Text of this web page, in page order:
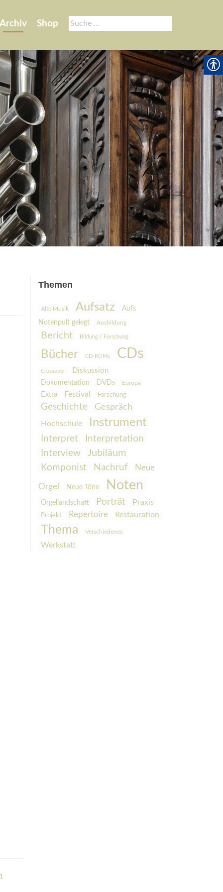
Suche
nach:
Archiv Shop
Themen
Alte Musik Aufsatz
Aufs
Notenpult gelegt
Ausbildung
Bericht Bildung / Forschung
Bücher CD-ROMs CDs
Crossover Diskussion
Dokumentation DVDs Europa
Extra Festival Forschung
Geschichte Gespräch
Hochschule Instrument
Interpret
Interpretation
Interview
Jubiläum
Komponist
Nachruf Neue
Orgel Neue Töne Noten
Orgellandschaft Porträt Praxis
Projekt Repertoire Restauration
Thema Verschiedenes
Werkstatt